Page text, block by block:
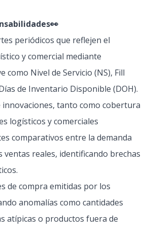
periódicos que reflejen el
y comercial mediante
como Nivel de Servicio (NS), Fill
de Inventario Disponible (DOH).
innovaciones, tanto como cobertura
logísticos y comerciales
comparativos entre la demanda
ventas reales, identificando brechas
de compra emitidas por los
anomalías como cantidades
atípicas o productos fuera de